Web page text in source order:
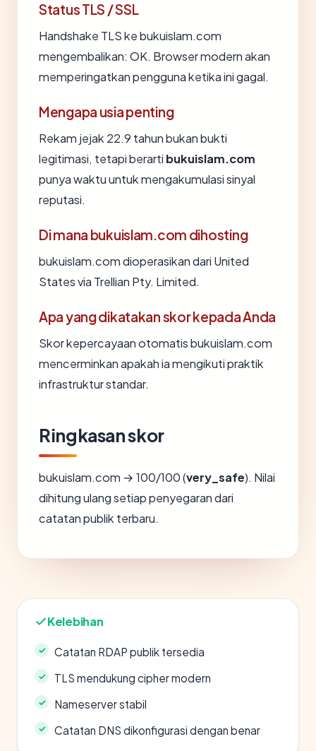
Status TLS / SSL
Handshake TLS ke bukuislam.com
mengembalikan: OK. Browser modern akan
memperingatkan pengguna ketika ini gagal.
Mengapa usia penting
Rekam jejak 22.9 tahun bukan bukti
legitimasi, tetapi berarti bukuislam.com
punya waktu untuk mengakumulasi sinyal
reputasi.
Di mana bukuislam.com dihosting
bukuislam.com dioperasikan dari United
States via Trellian Pty. Limited.
Apa yang dikatakan skor kepada Anda
Skor kepercayaan otomatis bukuislam.com
mencerminkan apakah ia mengikuti praktik
infrastruktur standar.
Ringkasan skor
bukuislam.com → 100/100 (very_safe). Nilai
dihitung ulang setiap penyegaran dari
catatan publik terbaru.
Kelebihan
Catatan RDAP publik tersedia
TLS mendukung cipher modern
Nameserver stabil
Catatan DNS dikonfigurasi dengan benar